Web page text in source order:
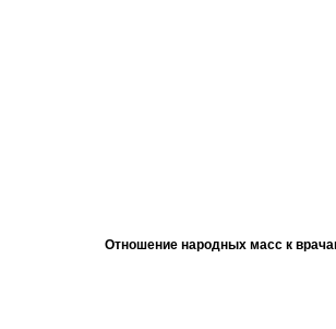
Отношение народных масс к